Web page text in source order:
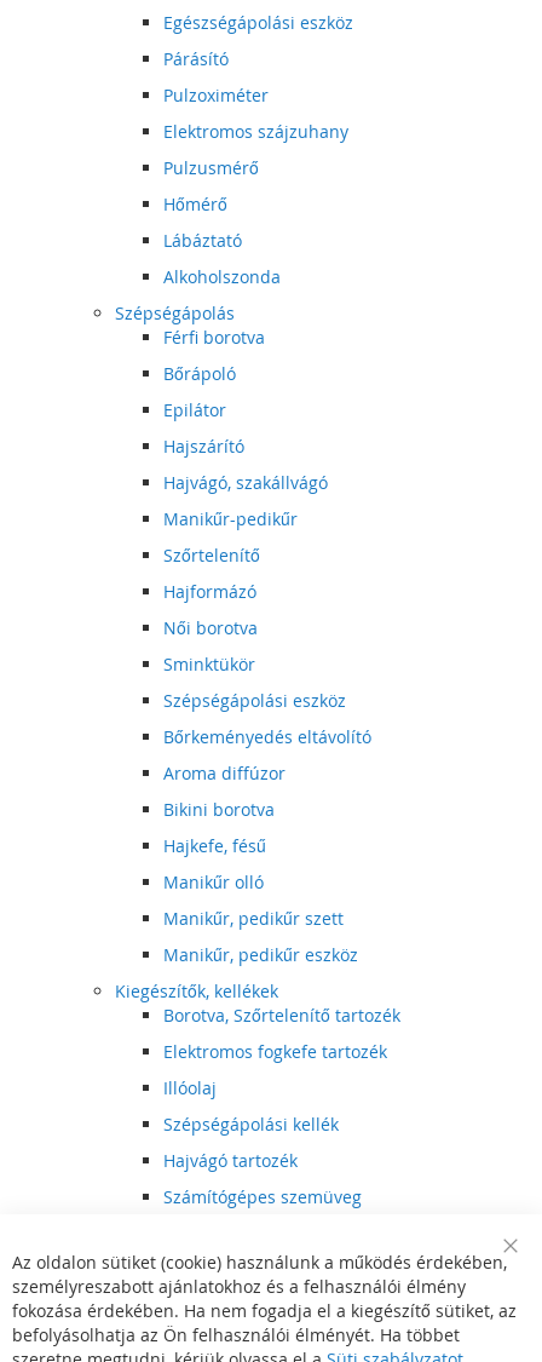
Egészségápolási eszköz
Párásító
Pulzoximéter
Elektromos szájzuhany
Pulzusmérő
Hőmérő
Lábáztató
Alkoholszonda
Szépségápolás
Férfi borotva
Bőrápoló
Epilátor
Hajszárító
Hajvágó, szakállvágó
Manikűr-pedikűr
Szőrtelenítő
Hajformázó
Női borotva
Sminktükör
Szépségápolási eszköz
Bőrkeményedés eltávolító
Aroma diffúzor
Bikini borotva
Hajkefe, fésű
Manikűr olló
Manikűr, pedikűr szett
Manikűr, pedikűr eszköz
Kiegészítők, kellékek
Borotva, Szőrtelenítő tartozék
Elektromos fogkefe tartozék
Illóolaj
Szépségápolási kellék
Hajvágó tartozék
Számítógépes szemüveg
Hajvágó kiegészítő
Szórakoztató elektronika
Multimédia
DVD, BluRay lejátszó
Bar
Az oldalon sütiket (cookie) használunk a működés érdekében,
személyreszabott ajánlatokhoz és a felhasználói élmény
fokozása érdekében. Ha nem fogadja el a kiegészítő sütiket, az
befolyásolhatja az Ön felhasználói élményét. Ha többet